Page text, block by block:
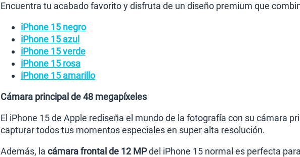
Encuentra tu acabado favorito y disfruta de un diseño premium que
iPhone 15 negro
iPhone 15 azul
iPhone 15 verde
iPhone 15 rosa
iPhone 15 amarillo
Cámara principal de 48 megapíxeles
El iPhone 15 de Apple rediseña el mundo de la fotografía con su cámara
capturar todos tus momentos especiales en super alta resolución.
Además, la cámara frontal de 12 MPdel iPhone 15 normal es perfecta